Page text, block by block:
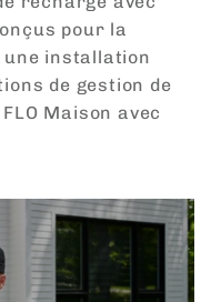
pour la
installation
de gestion de
Maison avec